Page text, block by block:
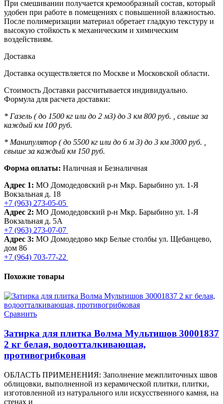
При смешивании получается кремообразный состав, который
удобен при работе в помещениях с повышенной влажностью.
После полимеризации материал обретает гладкую текстуру и
высокую стойкость к механическим и химическим
воздействиям.
Доставка
Доставка осуществляется по Москве и Московской области.
Стоимость Доставки рассчитывается индивидуально.
Формула для расчета доставки:
* Газель ( до 1500 кг или до 2 м3) до 3 км 800 руб. , свыше за
каждый км 100 руб.
* Манипулятор ( до 5500 кг или до 6 м 3) до 3 км 3000 руб. ,
свыше за каждый км 150 руб.
Форма оплаты: Наличная и Безналичная
Адрес 1: МО Домодедовский р-н Мкр. Барыбино ул. 1-Я
Вокзальная д. 18
+7 (963) 273-05-05
Адрес 2: МО Домодедовский р-н Мкр. Барыбино ул. 1-Я
Вокзальная д. 5А
+7 (963) 273-07-07
Адрес 3: МО Домодедово мкр Белые столбы ул. Щебанцево,
дом 86
+7 (964) 703-77-22
Похожие товары
Сравнить
Затирка для плитка Волма Мультишов 30001837
2 кг белая, водоотталкивающая,
противогрибковая
ОБЛАСТЬ ПРИМЕНЕНИЯ: Заполнение межплиточных швов
облицовки, выполненной из керамической плитки, плитки,
изготовленной из натурального или искусственного камня, на
стенах и